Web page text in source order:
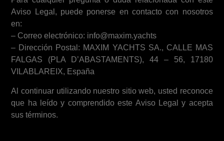
Aviso Legal, puede ponerse en contacto con nosotros
en:
– Correo electrónico: info@maxim.yachts
– Dirección Postal: MAXIM YACHTS SA., CALLE MAS
FALGAS (PLA D’ABASTAMENTS), 44 – 56, 17180
VILABLAREIX, España
Al continuar utilizando nuestro sitio web, usted reconoce
que ha leído y comprendido este Aviso Legal y acepta
sus términos.